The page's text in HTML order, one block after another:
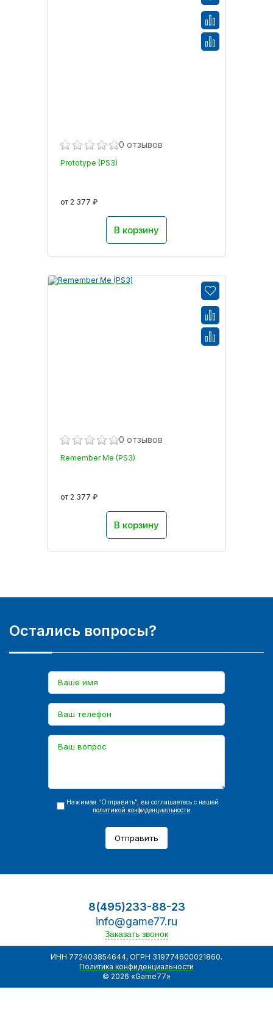
0 отзывов
Prototype (PS3)
от 2 377 ₽
В корзину
0 отзывов
Remember Me (PS3)
от 2 377 ₽
В корзину
Остались вопросы?
Нажимая "Отправить", вы соглашаетесь с нашей
политикой конфиденциальности
Отправить
8(495)233-88-23
info@game77.ru
Заказать звонок
ИНН 772403854644, ОГРН 319774600021860.
Политика конфиденциальности
© 2026 «Game77»